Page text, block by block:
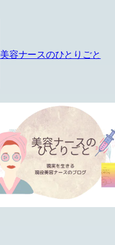
美容ナースのひとりごと